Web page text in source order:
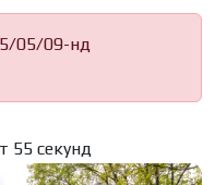
05/09-нд
55 секунд